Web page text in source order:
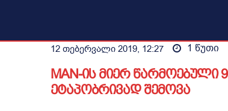
12 თებერვალი 2019, 12:27 1 წუთი
MAN-ის მიერ წარმოებული
ეტაპობრივად შემოვა